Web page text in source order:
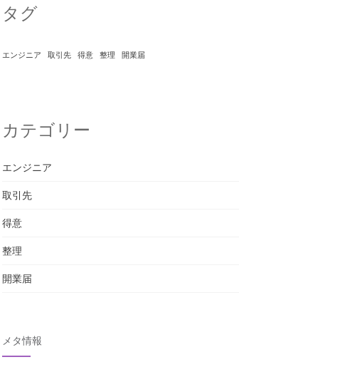
タグ
エンジニア 取引先 得意 整理 開業届
カテゴリー
エンジニア
取引先
得意
整理
開業届
メタ情報